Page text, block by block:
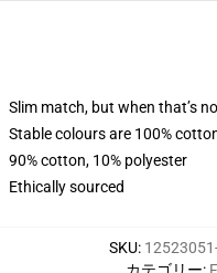
Slim match, but when that’s
Stable colours are 100%
90% cotton, 10% polyester
Ethically sourced
SKU: